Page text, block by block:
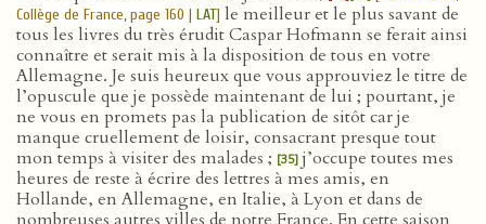
Collège de France, page 160 | LAT] le meilleur et le plus savant de
tous les livres du très érudit Caspar Hofmann se ferait ainsi
connaître et serait mis à la disposition de tous en votre
Allemagne. Je suis heureux que vous approuviez le titre de
l’opuscule que je possède maintenant de lui ; pourtant, je
ne vous en promets pas la publication de sitôt car je
manque cruellement de loisir, consacrant presque tout
mon temps à visiter des malades ; [35] j’occupe toutes mes
heures de reste à écrire des lettres à mes amis, en
Hollande, en Allemagne, en Italie, à Lyon et dans de